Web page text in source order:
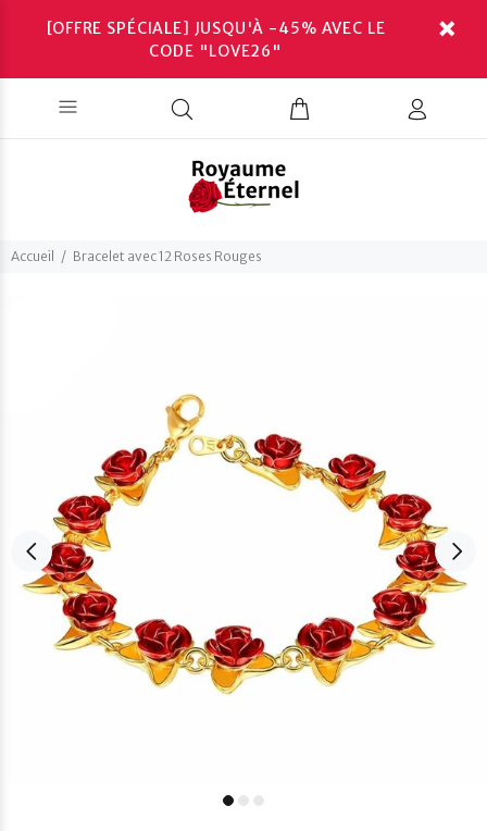
[OFFRE SPÉCIALE] JUSQU'À -45% AVEC LE
CODE "LOVE26"
Accueil Bracelet avec 12 Roses Rouges